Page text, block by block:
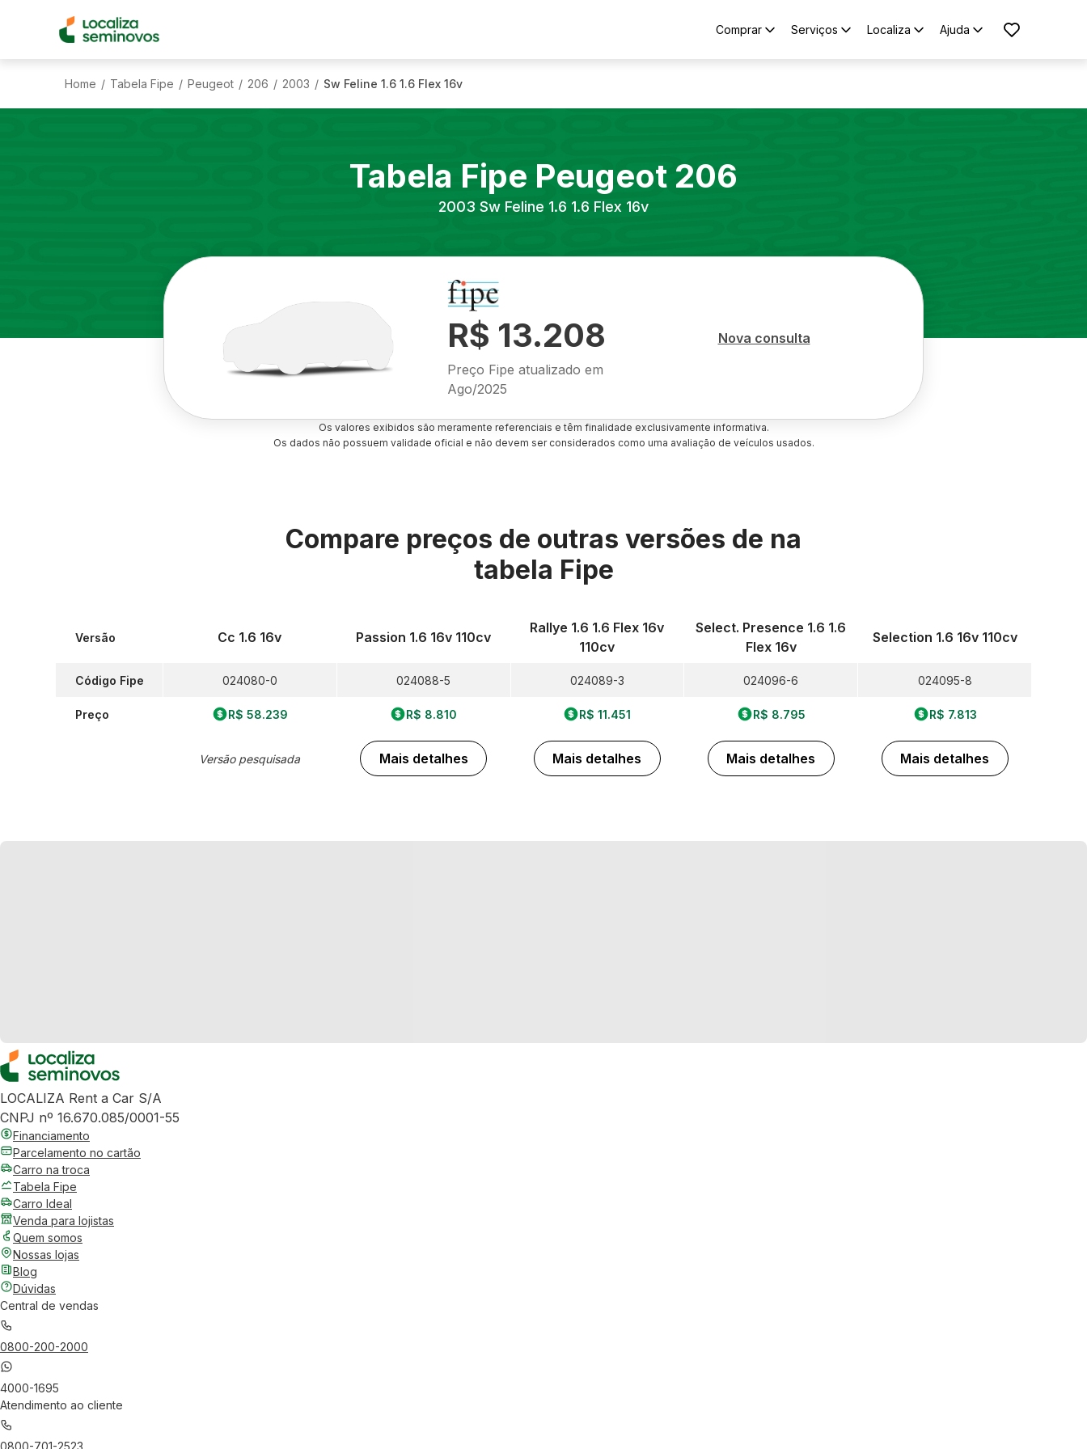
Comprar Serviços Localiza Ajuda
Home / Tabela Fipe / Peugeot / 206 / 2003 / Sw Feline 1.6 1.6 Flex 16v
Tabela Fipe Peugeot 206
2003 Sw Feline 1.6 1.6 Flex 16v
R$ 13.208
Preço Fipe atualizado em
Ago/2025
Nova consulta
Os valores exibidos são meramente referenciais e têm finalidade exclusivamente informativa.
Os dados não possuem validade oficial e não devem ser considerados como uma avaliação de veículos usados.
Compare preços de outras versões de na
tabela Fipe
Versão
Código Fipe
Preço
Cc 1.6 16v
024080-0
R$ 58.239
Versão pesquisada
Passion 1.6 16v 110cv
024088-5
R$ 8.810
Mais detalhes
Rallye 1.6 1.6 Flex 16v
110cv
024089-3
R$ 11.451
Mais detalhes
Select. Presence 1.6 1.6
Flex 16v
024096-6
R$ 8.795
Mais detalhes
Selection 1.6 16v 110cv
024095-8
R$ 7.813
Mais detalhes
LOCALIZA Rent a Car S/A
CNPJ nº 16.670.085/0001-55
Financiamento
Parcelamento no cartão
Carro na troca
Tabela Fipe
Carro Ideal
Venda para lojistas
Quem somos
Nossas lojas
Blog
Dúvidas
Central de vendas
0800-200-2000
4000-1695
Atendimento ao cliente
0800-701-2523